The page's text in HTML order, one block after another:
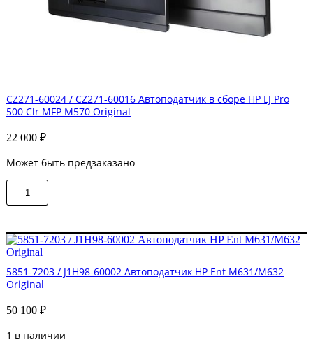
CZ271-60024 / CZ271-60016 Автоподатчик в сборе HP LJ Pro
500 Clr MFP M570 Original
22 000 ₽
Может быть предзаказано
Количество
товара
/
CZ271-
60016
Автоподатчик
в
HP
Pro
5851-7203 / J1H98-60002 Автоподатчик HP Ent M631/M632
Original
50 100 ₽
1 в наличии